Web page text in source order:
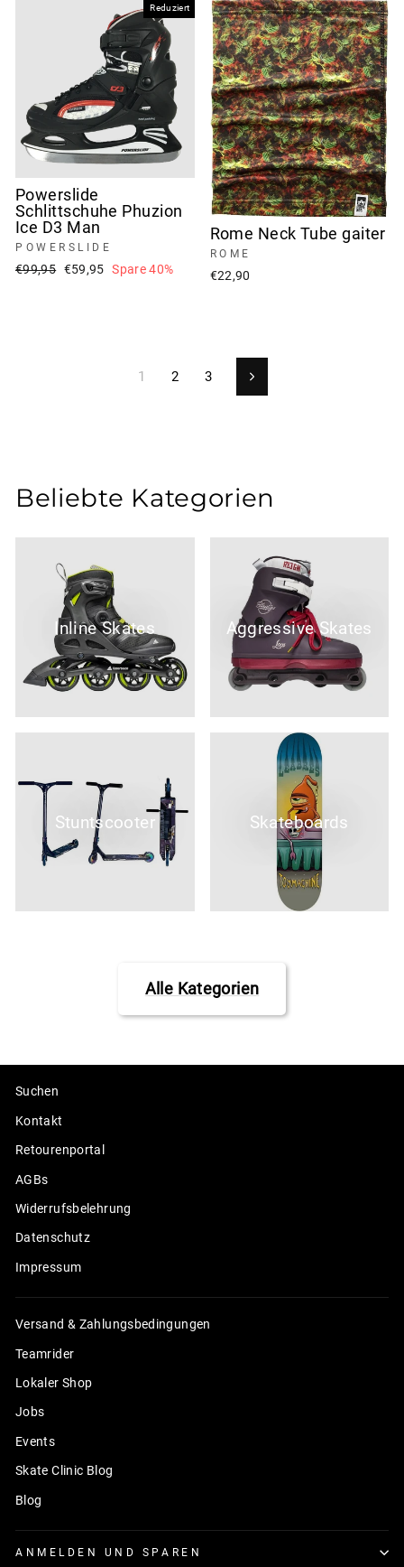
Reduziert
Powerslide
Schlittschuhe Phuzion
Ice D3 Man
POWERSLIDE
Normaler
€99,95 Sonderpreis
€59,95 Spare 40%
Rome Neck Tube gaiter
ROME
€22,90
1 2 3 Vorwärts
Beliebte Kategorien
Inline Skates Aggressive Skates
Stuntscooter Skateboards
Alle Kategorien
Suchen
Kontakt
Retourenportal
AGBs
Widerrufsbelehrung
Datenschutz
Impressum
Versand & Zahlungsbedingungen
Teamrider
Lokaler Shop
Jobs
Events
Skate Clinic Blog
Blog
ANMELDEN UND SPAREN